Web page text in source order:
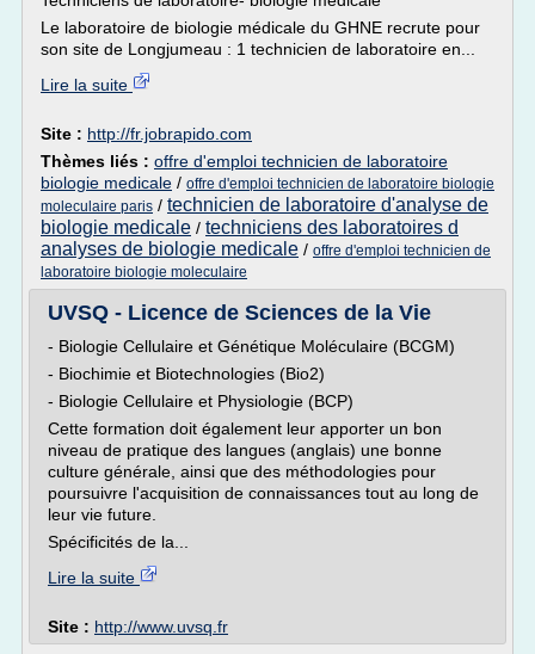
Le laboratoire de biologie médicale du GHNE recrute pour
son site de Longjumeau : 1 technicien de laboratoire en...
Lire la suite
Site : http://fr.jobrapido.com
Thèmes liés : offre d'emploi technicien de laboratoire
biologie medicale / offre d'emploi technicien de laboratoire biologie
moleculaire paris / technicien de laboratoire d'analyse de
biologie medicale / techniciens des laboratoires d
analyses de biologie medicale / offre d'emploi technicien de
laboratoire biologie moleculaire
UVSQ - Licence de Sciences de la Vie
- Biologie Cellulaire et Génétique Moléculaire (BCGM)
- Biochimie et Biotechnologies (Bio2)
- Biologie Cellulaire et Physiologie (BCP)
Cette formation doit également leur apporter un bon
niveau de pratique des langues (anglais) une bonne
culture générale, ainsi que des méthodologies pour
poursuivre l'acquisition de connaissances tout au long de
leur vie future.
Spécificités de la...
Lire la suite
Site : http://www.uvsq.fr